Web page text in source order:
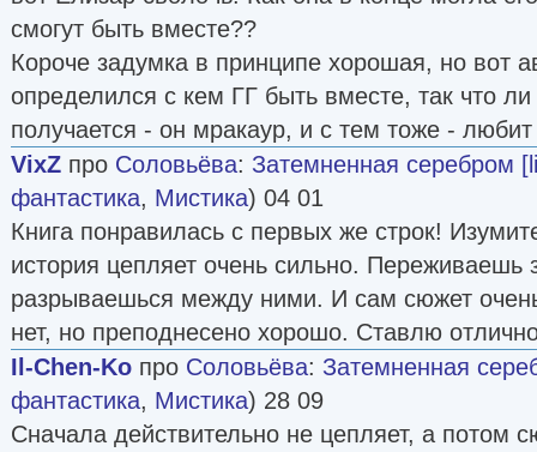
смогут быть вместе??
Короче задумка в принципе хорошая, но вот
определился с кем ГГ быть вместе, так что
получается - он мракаур, и с тем тоже -
VixZ про Соловьёва: Затемненная серебром
фантастика, Мистика) 04 01
Книга понравилась с первых же строк!
история цепляет очень сильно. Переживаешь
разрываешься между ними. И сам сюжет
нет, но преподнесено хорошо. Ставлю
Il-Chen-Ko про Соловьёва: Затемненная
фантастика, Мистика) 28 09
Сначала действительно не цепляет, а потом